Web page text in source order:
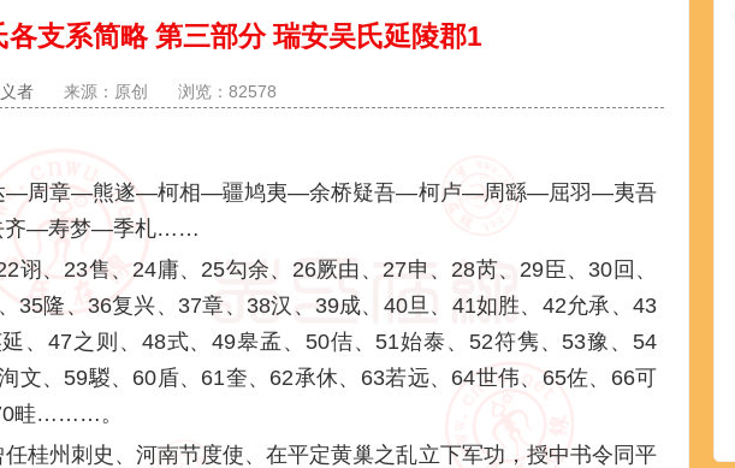
各支系简略 第三部分 瑞安吴氏延陵郡1
者 来源：原创 浏览：82578
—周章—熊遂—柯相—疆鸠夷—余桥疑吾—柯卢—周繇—屈羽—夷吾
—寿梦—季札……
诩、23售、24庸、25勾余、26厥由、27申、28芮、29臣、30回、
35隆、36复兴、37章、38汉、39成、40旦、41如胜、42允承、43
、47之则、48式、49皋孟、50佶、51始泰、52符隽、53豫、54
文、59騣、60盾、61奎、62承休、63若远、64世伟、65佐、66可
畦………。
桂州刺史、河南节度使、在平定黄巢之乱立下军功，授中书令同平